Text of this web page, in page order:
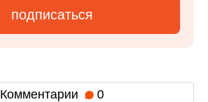
подписаться
Комментарии 0